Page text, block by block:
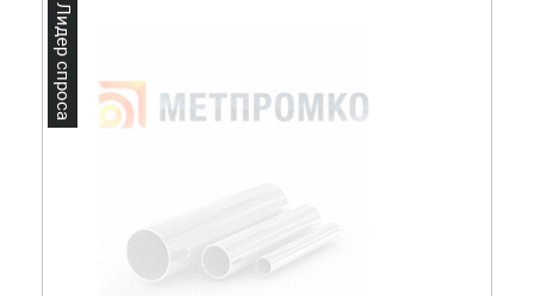
Лидер спроса